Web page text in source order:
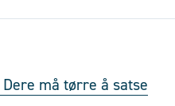
må tørre å satse